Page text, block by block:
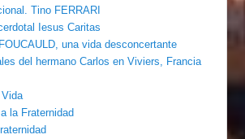
Tino FERRARI
Iesus Caritas
una vida desconcertante
del hermano Carlos en Viviers, Francia
la Fraternidad